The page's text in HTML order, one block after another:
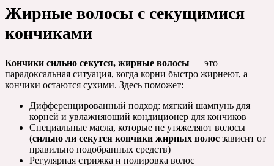
Жирные волосы с секущимися
кончиками
Кончики сильно секутся, жирные волосы — это
парадоксальная ситуация, когда корни быстро жирнеют, а
кончики остаются сухими. Здесь поможет:
Дифференцированный подход: мягкий шампунь для
корней и увлажняющий кондиционер для кончиков
Специальные масла, которые не утяжеляют волосы
(сильно ли секутся кончики жирных волос зависит от
правильно подобранных средств)
Регулярная стрижка и полировка волос